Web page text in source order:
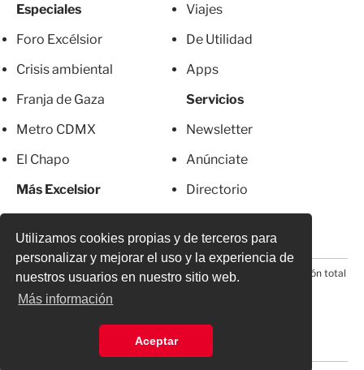
Utilizamos cookies propias y de terceros para
personalizar y mejorar el uso y la experiencia de
nuestros usuarios en nuestro sitio web.
Más información
Aceptar
Especiales
Foro Excélsior
Crisis ambiental
Franja de Gaza
Metro CDMX
El Chapo
Más Excelsior
Viajes
De Utilidad
Apps
Servicios
Newsletter
Anúnciate
Directorio
© 2026 Todos los derechos reservados. Prohibida la reproducción total
o parcial, incluyendo cualquier medio electrónico*